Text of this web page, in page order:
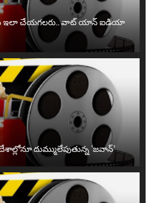
ఇలా చేయగలరు.. వాట్ యాన్ ఐడియా
దుమ్ములేపుతున్న ‘జవాన్’